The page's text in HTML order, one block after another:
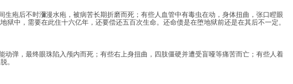
疱后不时瀰漫水疱，被病苦长期折磨而死；有些人血管中有毒虫在动，身体扭曲，张口瞪眼
中，需要在此住十六亿年，还要偿还五百次生命。还命债是在堕地狱前还是在其后不一定。
弹，最终眼珠陷入颅内而死；有些右上身扭曲，四肢僵硬并遭受盲哑等痛苦而亡；有些人着
。